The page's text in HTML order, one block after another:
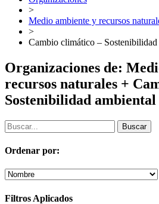
>
Medio ambiente y recursos
>
Cambio climático – Sostenibilidad
Organizaciones de:
recursos naturales +
Sostenibilidad ambiental
Ordenar por:
Filtros Aplicados